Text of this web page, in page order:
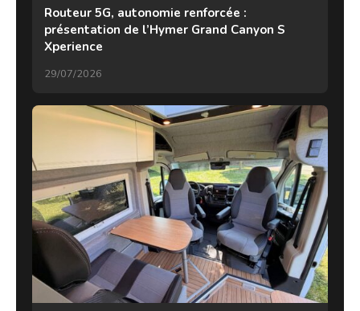
Routeur 5G, autonomie renforcée :
présentation de l’Hymer Grand Canyon S
Xperience
29/07/2026